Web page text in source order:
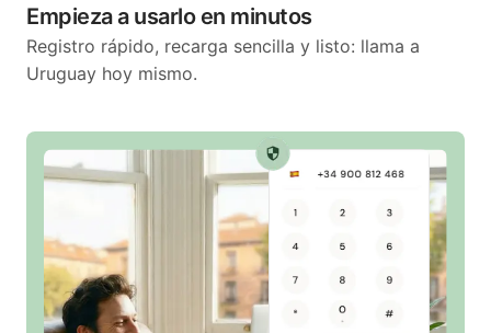
Empieza a usarlo en minutos
Registro rápido, recarga sencilla y listo: llama a
Uruguay hoy mismo.